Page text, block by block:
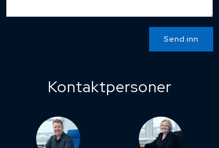
Send inn
Kontaktpersoner